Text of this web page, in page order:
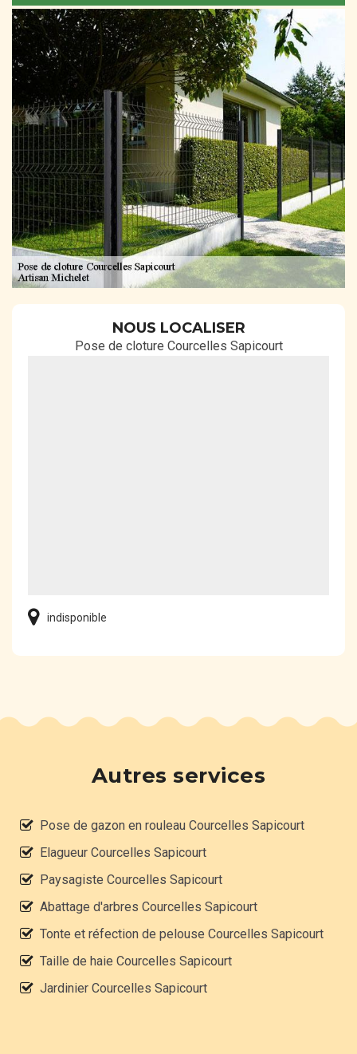
NOUS LOCALISER
Pose de cloture Courcelles Sapicourt
indisponible
Autres services
Pose de gazon en rouleau Courcelles Sapicourt
Elagueur Courcelles Sapicourt
Paysagiste Courcelles Sapicourt
Abattage d'arbres Courcelles Sapicourt
Tonte et réfection de pelouse Courcelles Sapicourt
Taille de haie Courcelles Sapicourt
Jardinier Courcelles Sapicourt